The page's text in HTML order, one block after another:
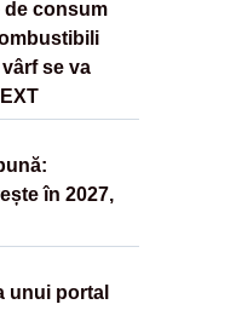
de consum
se va
în 2027,
unui portal